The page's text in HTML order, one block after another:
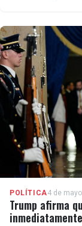
por parte de
los recursos
empresas de
únicamente
de GAESA y
POLÍTICA4 de
Trump afirma